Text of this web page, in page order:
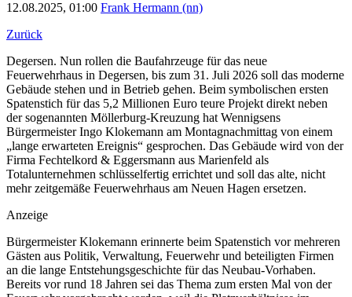
12.08.2025, 01:00 Frank Hermann (nn)
Zurück
Degersen. Nun rollen die Baufahrzeuge für das neue
Feuerwehrhaus in Degersen, bis zum 31. Juli 2026 soll das moderne
Gebäude stehen und in Betrieb gehen. Beim symbolischen ersten
Spatenstich für das 5,2 Millionen Euro teure Projekt direkt neben
der sogenannten Möllerburg-Kreuzung hat Wennigsens
Bürgermeister Ingo Klokemann am Montagnachmittag von einem
„lange erwarteten Ereignis“ gesprochen. Das Gebäude wird von der
Firma Fechtelkord & Eggersmann aus Marienfeld als
Totalunternehmen schlüsselfertig errichtet und soll das alte, nicht
mehr zeitgemäße Feuerwehrhaus am Neuen Hagen ersetzen.
Anzeige
Bürgermeister Klokemann erinnerte beim Spatenstich vor mehreren
Gästen aus Politik, Verwaltung, Feuerwehr und beteiligten Firmen
an die lange Entstehungsgeschichte für das Neubau-Vorhaben.
Bereits vor rund 18 Jahren sei das Thema zum ersten Mal von der